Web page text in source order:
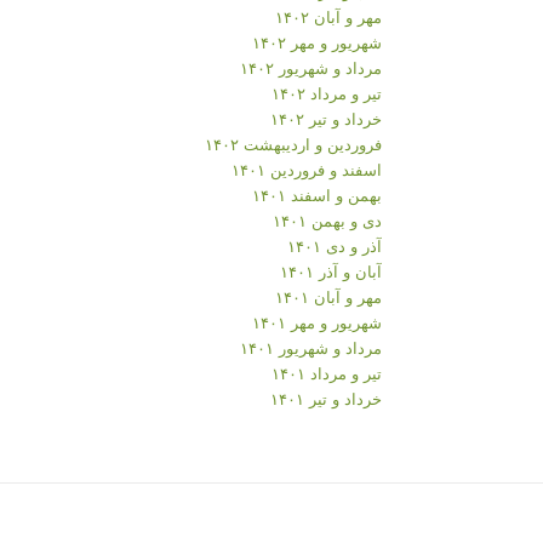
مهر و آبان ۱۴۰۲
شهریور و مهر ۱۴۰۲
مرداد و شهریور ۱۴۰۲
تیر و مرداد ۱۴۰۲
خرداد و تیر ۱۴۰۲
فروردین و اردیبهشت ۱۴۰۲
اسفند و فروردین ۱۴۰۱
بهمن و اسفند ۱۴۰۱
دی و بهمن ۱۴۰۱
آذر و دی ۱۴۰۱
آبان و آذر ۱۴۰۱
مهر و آبان ۱۴۰۱
شهریور و مهر ۱۴۰۱
مرداد و شهریور ۱۴۰۱
تیر و مرداد ۱۴۰۱
خرداد و تیر ۱۴۰۱